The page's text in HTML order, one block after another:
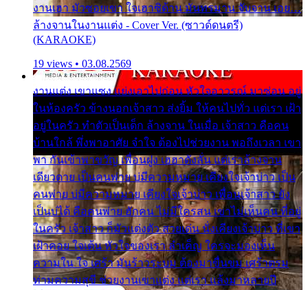
งานเฮา มัวซอยเขา ใจเฮาซิด้าน มันทรมาน จับจาน เอย…
ล้างจานในงานแต่ง - Cover Ver. (ซาวด์ดนตรี)
(KARAOKE)
19 views • 03.08.2569
งานแต่ง เขาแซง แย่งเอาไปก่อน หัวใจอาวรณ์ มาซ่อน อยู่
ในห้องครัว ข้างนอกเจ้าสาว ส่งยิ้ม ให้คนไปทั่ว แต่เรา เฝ้า
อยู่ในครัว ทำตัวเป็นเด็ก ล้างจาน ในเมื่อ เจ้าสาว คือคน
บ้านใกล้ พึ่งพาอาศัย จำใจ ต้องไปช่วยงาน พอถึงเวลา เขา
พา กันเข้าพาขวัญ เพื่อนฝูง เฮฮาดังลั่น แต่เราล้างจาน
เดียวดาย เป็นคนพ่าย บ่มีความหมาย เคียงใจเจ้าบ่าว เป็น
คนพ่าย บ่มีความหมาย เคียงใจเจ้าบ่าว เพื่อนเจ้าสาว ยัง
เป็นบ่ได้ คือคนพ่าย ฮักคน ไม่มีใครสน เขาไม่เห็นคน ที่อยู่
ในครัว เจ้าสาว ก็มัวแต่งตัว สวยเด่น นั่งเคียงเจ้าบ่าว ที่เขา
เฝ้าคอย ใจเต้น หัวใจของเรา ลำเค็ญ ใครจะมองเห็น
ความใน ใจ เศร้า มันร้าวระบม ต้องมาขื่นขม เศร้าตรม
ท่ามความสุขี ช่วยงานเขาแต่ง แต่เรา แล้งมาหลายปี